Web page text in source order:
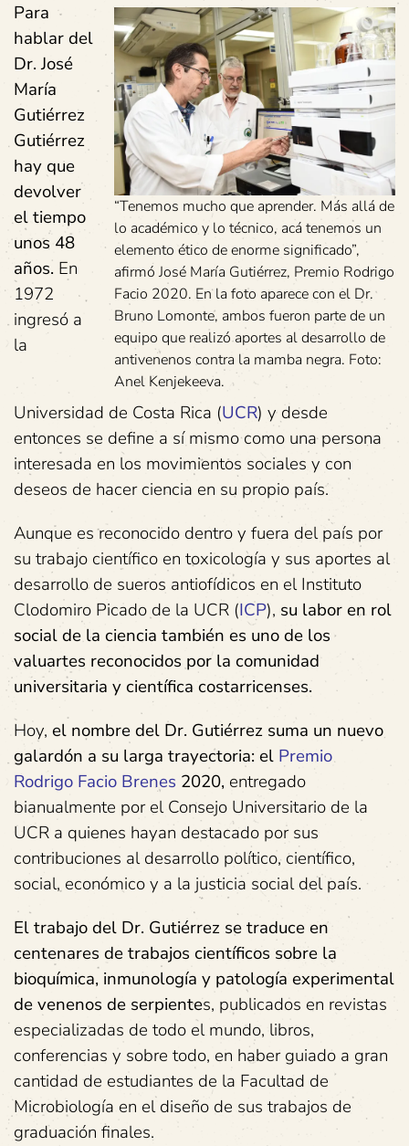
“Tenemos mucho que aprender. Más allá de
lo académico y lo técnico, acá tenemos un
elemento ético de enorme significado”,
afirmó José María Gutiérrez, Premio Rodrigo
Facio 2020. En la foto aparece con el Dr.
Bruno Lomonte, ambos fueron parte de un
equipo que realizó aportes al desarrollo de
antivenenos contra la mamba negra. Foto:
Anel Kenjekeeva.
Para
hablar del
Dr. José
María
Gutiérrez
Gutiérrez
hay que
devolver
el tiempo
unos 48
años. En
1972
ingresó a
la
Universidad de Costa Rica (UCR) y desde
entonces se define a sí mismo como una persona
interesada en los movimientos sociales y con
deseos de hacer ciencia en su propio país.
Aunque es reconocido dentro y fuera del país por
su trabajo científico en toxicología y sus aportes al
desarrollo de sueros antiofídicos en el Instituto
Clodomiro Picado de la UCR (ICP), su labor en rol
social de la ciencia también es uno de los
valuartes reconocidos por la comunidad
universitaria y científica costarricenses.
Hoy, el nombre del Dr. Gutiérrez suma un nuevo
galardón a su larga trayectoria: el Premio
Rodrigo Facio Brenes 2020, entregado
bianualmente por el Consejo Universitario de la
UCR a quienes hayan destacado por sus
contribuciones al desarrollo político, científico,
social, económico y a la justicia social del país.
El trabajo del Dr. Gutiérrez se traduce en
centenares de trabajos científicos sobre la
bioquímica, inmunología y patología experimental
de venenos de serpientes, publicados en revistas
especializadas de todo el mundo, libros,
conferencias y sobre todo, en haber guiado a gran
cantidad de estudiantes de la Facultad de
Microbiología en el diseño de sus trabajos de
graduación finales.